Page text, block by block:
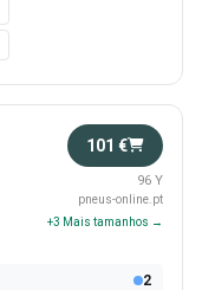
101 €
96 Y
pneus-online.pt
+3 Mais tamanhos →
2